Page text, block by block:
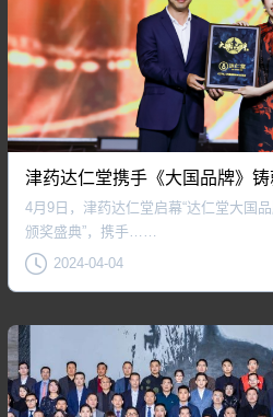
4月9日，津药达仁堂启幕“达仁堂大国
颁奖盛典”，携手……
2024-04-04